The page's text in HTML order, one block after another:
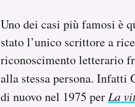
Uno dei casi più famosi è
stato l’unico scrittore a
riconoscimento letterario
alla stessa persona. Infatti
di nuovo nel 1975 perLa